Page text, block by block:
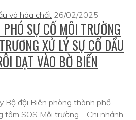
và hóa chất 26/02/2025
SỰ CỐ MÔI TRƯỜNG
XỬ LÝ SỰ CỐ DẦU
DẠT VÀO BỜ BIỂN
Bộ đội Biên phòng thành phố
tâm SOS Môi trường – Chi nhánh